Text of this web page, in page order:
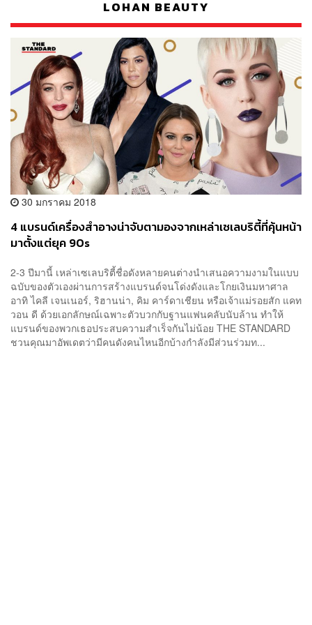
LOHAN BEAUTY
30 มกราคม 2018
4 แบรนด์เครื่องสำอางน่าจับตามองจากเหล่าเซเลบริตี้ที่คุ้นหน้า
มาตั้งแต่ยุค 90s
2-3 ปีมานี้ เหล่าเซเลบริตี้ชื่อดังหลายคนต่างนำเสนอความงามในแบบ
ฉบับของตัวเองผ่านการสร้างแบรนด์จนโด่งดังและโกยเงินมหาศาล
อาทิ ไคลี เจนเนอร์, ริฮานน่า, คิม คาร์ดาเชียน หรือเจ้าแม่รอยสัก แคท
วอน ดี ด้วยเอกลักษณ์เฉพาะตัวบวกกับฐานแฟนคลับนับล้าน ทำให้
แบรนด์ของพวกเธอประสบความสำเร็จกันไม่น้อย THE STANDARD
ชวนคุณมาอัพเดตว่ามีคนดังคนไหนอีกบ้างกำลังมีส่วนร่วมท...